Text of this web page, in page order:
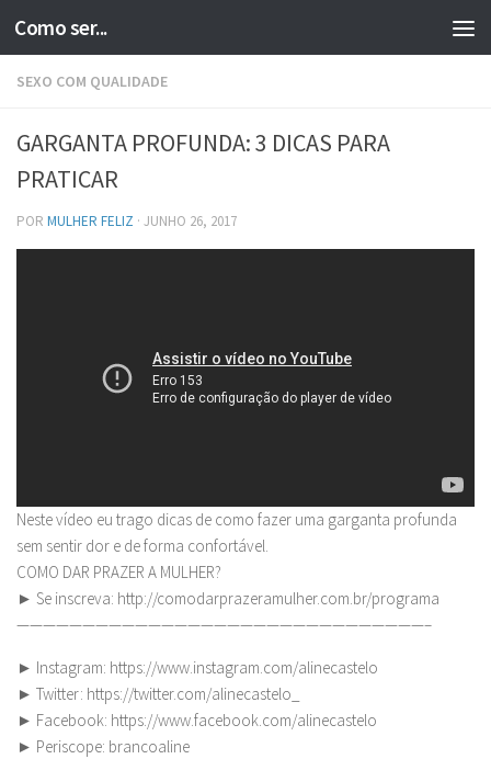
Skip to content
Como ser...
SEXO COM QUALIDADE
GARGANTA PROFUNDA: 3 DICAS PARA
PRATICAR
POR MULHER FELIZ · JUNHO 26, 2017
Neste vídeo eu trago dicas de como fazer uma garganta profunda
sem sentir dor e de forma confortável.
COMO DAR PRAZER A MULHER?
► Se inscreva: http://comodarprazeramulher.com.br/programa
———————————————————————————————–
► Instagram: https://www.instagram.com/alinecastelo
► Twitter: https://twitter.com/alinecastelo_
► Facebook: https://www.facebook.com/alinecastelo
► Periscope: brancoaline